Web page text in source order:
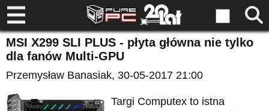
MSI X299 SLI PLUS - płyta główna nie tylko
dla fanów Multi-GPU
Przemysław Banasiak, 30-05-2017 21:00
Targi Computex to istna